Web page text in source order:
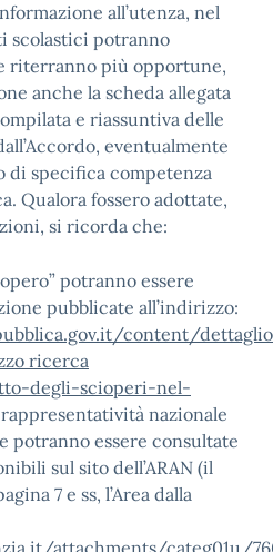
all’utenza, nel
scolastici potranno
riterranno più opportune,
anche la scheda allegata
e riassuntiva delle
eventualmente
di specifica competenza
Qualora fossero adottate,
si ricorda che:
potranno essere
pubblicate all’indirizzo:
content/dettaglio
ricerca
degli-scioperi-nel-
nazionale
potranno essere consultate
sul sito dell’ARAN (il
7 e ss, l’Area dalla
attachments/categ01u/